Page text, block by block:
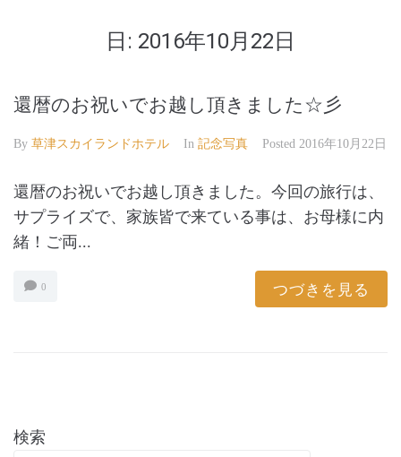
日: 2016年10月22日
還暦のお祝いでお越し頂きました☆彡
By 草津スカイランドホテル In 記念写真 Posted 2016年10月22日
還暦のお祝いでお越し頂きました。今回の旅行は、
サプライズで、家族皆で来ている事は、お母様に内
緒！ご両...
0 つづきを見る
検索